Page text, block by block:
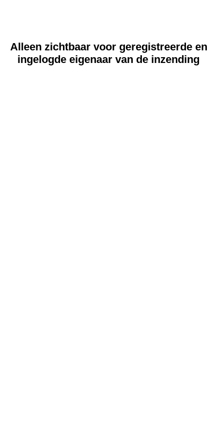
Alleen zichtbaar voor geregistreerde en
ingelogde eigenaar van de inzending